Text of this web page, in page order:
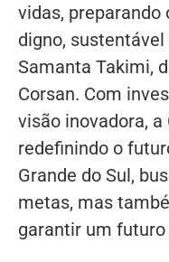
vidas, preparando
digno,
Samanta Takimi,
Corsan. Com
visão inovadora,
redefinindo o
Grande do Sul,
metas, mas
garantir um